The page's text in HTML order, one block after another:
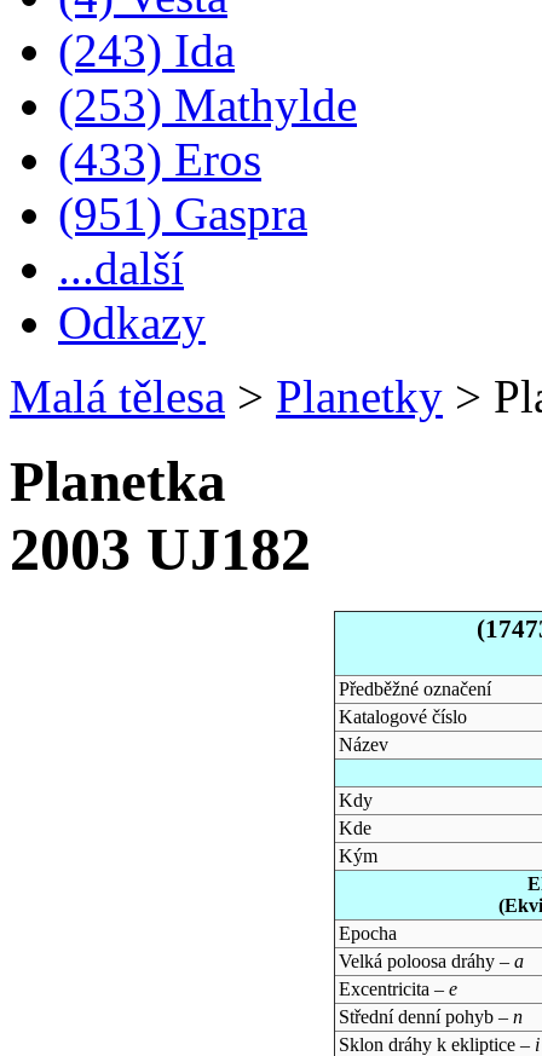
(243) Ida
(253) Mathylde
(433) Eros
(951) Gaspra
...další
Odkazy
Malá tělesa > Planetky >
Planetka
2003 UJ182
Předběžné označení
Katalogové číslo
Název
Kdy
Kde
Kým
Epocha
Velká poloosa dráhy – a
Excentricita – e
Střední denní pohyb – n
Sklon dráhy k ekliptice – i